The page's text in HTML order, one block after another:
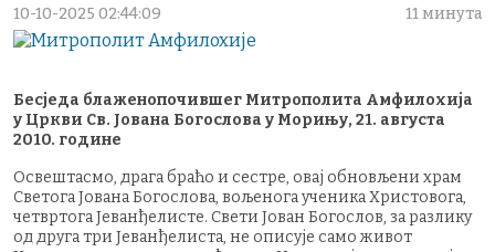
10-10-2025 02:44:09 11 минута
Бесједа блаженопочившег Митрополита Амфилохија
у Цркви Св. Јована Богослова у Морињу, 21. августа
2010. године
Освештасмо, драга браћо и сестре, овај обновљени храм
Светога Јована Богослова, вољенога ученика Христовога,
четвртога Јеванђелисте. Свети Јован Богослов, за разлику
од друга три Јеванђелиста, не описује само живот